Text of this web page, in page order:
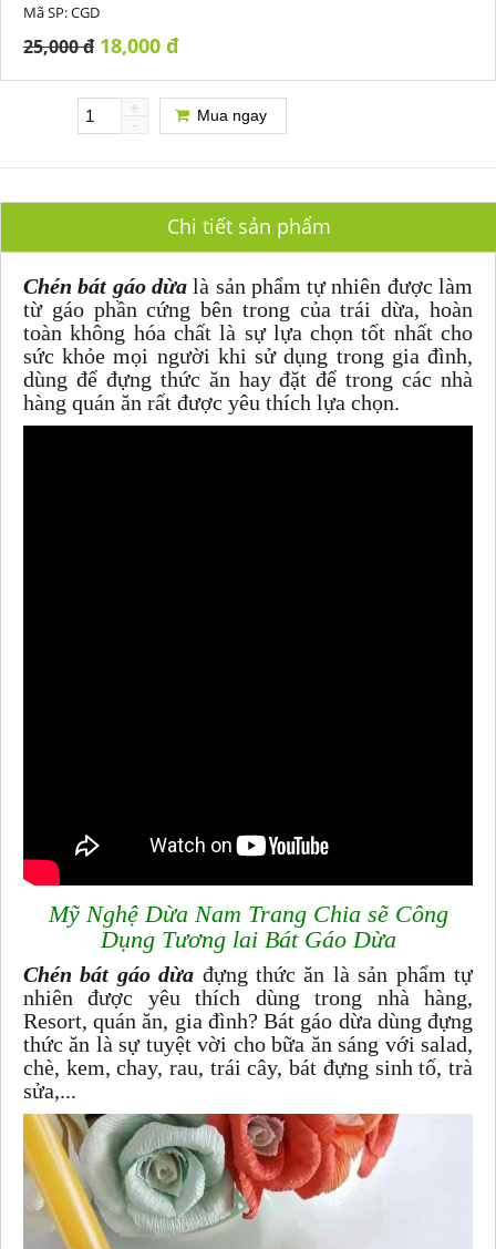
Mã SP:CGD
25,000 đ 18,000 đ
-
+ Mua ngay
Chi tiết sản phẩm
Chén bát gáo dừalà sản phẩm tự nhiên được làm
từ gáo phần cứng bên trong của trái dừa, hoàn
toàn không hóa chất là sự lựa chọn tốt nhất cho
sức khỏe mọi người khi sử dụng trong gia đình,
dùng để đựng thức ăn hay đặt để trong các nhà
hàng quán ăn rất được yêu thích lựa chọn.
Mỹ Nghệ Dừa Nam Trang Chia sẽ Công
Dụng Tương lai Bát Gáo Dừa
Chén bát gáo dừa đựng thức ăn là sản phẩm tự
nhiên được yêu thích dùng trong nhà hàng,
Resort, quán ăn, gia đình? Bát gáo dừa dùng đựng
thức ăn là sự tuyệt vời cho bữa ăn sáng với salad,
chè, kem, chay, rau, trái cây, bát đựng sinh tố, trà
sửa,...